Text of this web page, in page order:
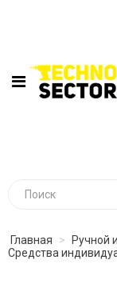
Главная > Ручной
Средства